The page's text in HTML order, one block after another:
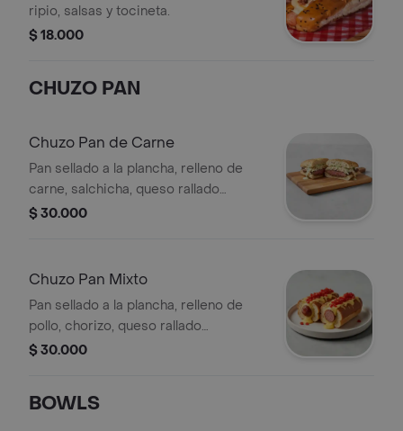
ripio, salsas y tocineta.
$ 18.000
CHUZO PAN
Chuzo Pan de Carne
Pan sellado a la plancha, relleno de
carne, salchicha, queso rallado
(mozzarella o costeño), papa ripio,
$ 30.000
Chuzo Pan Mixto
Pan sellado a la plancha, relleno de
pollo, chorizo, queso rallado
(mozzarella o costeño), papa ripio,
$ 30.000
BOWLS